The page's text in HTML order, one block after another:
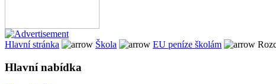
Hlavní stránka Škola EU peníze školám
Hlavní nabídka